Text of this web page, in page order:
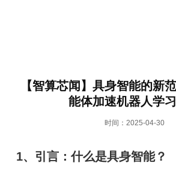
【智算芯闻】具身智能的新
能体加速机器人学
时间：2025-04-30
1、引言：什么是具身智能？